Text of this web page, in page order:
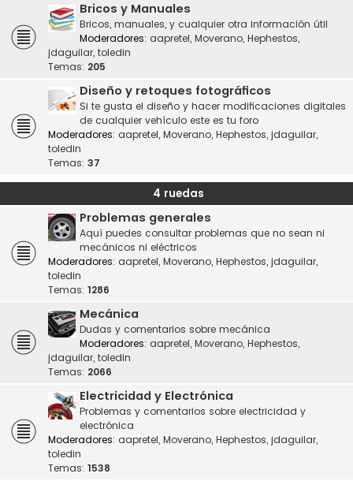
Bricos y Manuales
Bricos, manuales, y cualquier otra información útil
Moderadores: aapretel, Moverano, Hephestos,
jdaguilar, toledin
Temas: 205
Diseño y retoques fotográficos
Si te gusta el diseño y hacer modificaciones digitales
de cualquier vehículo este es tu foro
Moderadores: aapretel, Moverano, Hephestos, jdaguilar,
toledin
Temas: 37
4 ruedas
Problemas generales
Aquí puedes consultar problemas que no sean ni
mecánicos ni eléctricos
Moderadores: aapretel, Moverano, Hephestos, jdaguilar,
toledin
Temas: 1286
Mecánica
Dudas y comentarios sobre mecánica
Moderadores: aapretel, Moverano, Hephestos,
jdaguilar, toledin
Temas: 2066
Electricidad y Electrónica
Problemas y comentarios sobre electricidad y
electrónica
Moderadores: aapretel, Moverano, Hephestos, jdaguilar,
toledin
Temas: 1538